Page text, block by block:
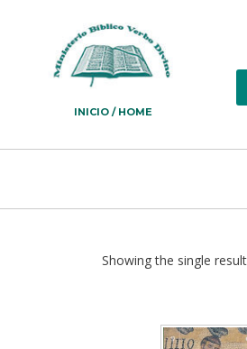
INICIO / HOME
Showing the single result